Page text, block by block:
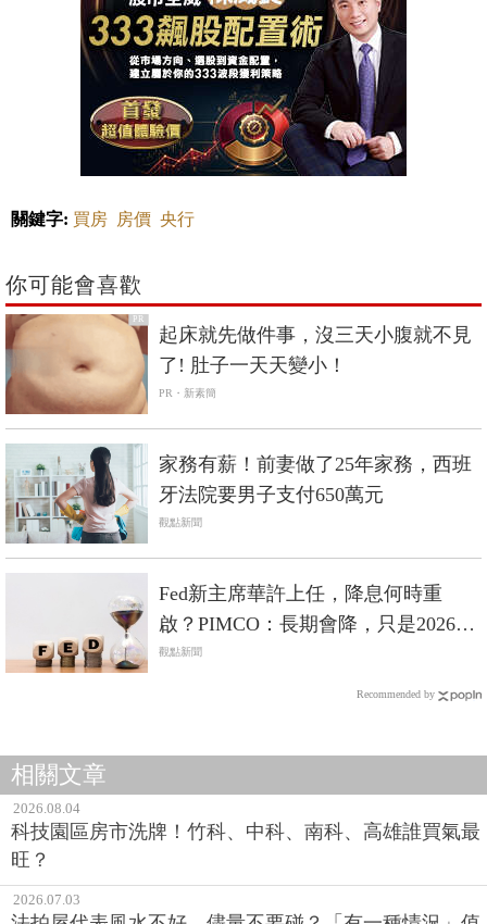
關鍵字: 買房 房價 央行
你可能會喜歡
PR
起床就先做件事，沒三天小腹就不見
了! 肚子一天天變小！
PR・新素簡
家務有薪！前妻做了25年家務，西班
牙法院要男子支付650萬元
觀點新聞
Fed新主席華許上任，降息何時重
啟？PIMCO：長期會降，只是2026年
等不到
觀點新聞
Recommended by
相關文章
2026.08.04
科技園區房市洗牌！竹科、中科、南科、高雄誰買氣最
旺？
2026.07.03